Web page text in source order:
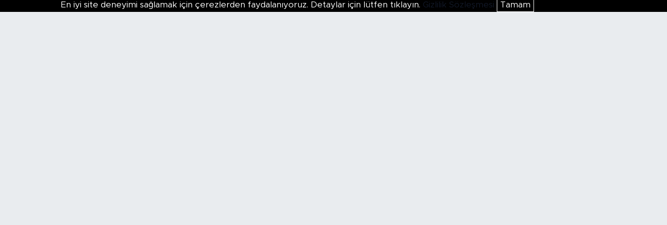
En iyi site deneyimi sağlamak için çerezlerden faydalanıyoruz. Detaylar için lütfen tıklayın. Gizlilik Sözleşmesi Tamam